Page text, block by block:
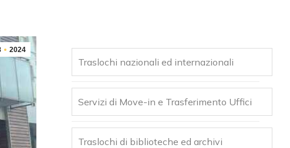
2024
Traslochi nazionali ed internazionali
Servizi di Move-in e Trasferimento Uffici
Traslochi di biblioteche ed archivi